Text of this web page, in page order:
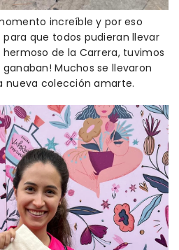
increíble y por eso
que todos pudieran llevar
de la Carrera, tuvimos
Muchos se llevaron
nueva colección amarte.